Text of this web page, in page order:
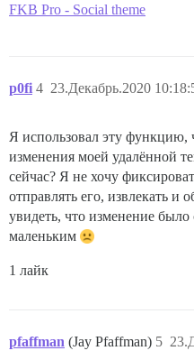
FKB Pro - Social theme
p0fi 23.Декабрь.2020
4
Я использовал эту функцию,
изменения моей удалённой
сейчас? Я не хочу
отправлять его, извлекать и
увидеть, что изменение
маленьким
1 лайк
pfaffman (Jay Pfaffman) 5